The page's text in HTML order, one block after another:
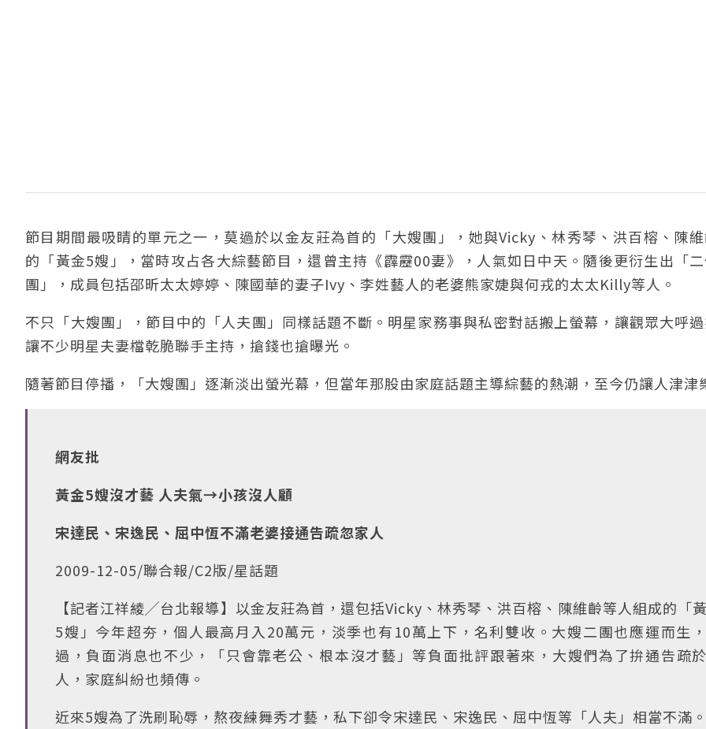
節目期間最吸睛的單元之一，莫過於以金友莊為首的「大嫂團」，她與Vicky、林秀琴、洪百榕、陳
的「黃金5嫂」，當時攻占各大綜藝節目，還曾主持《霹靂00妻》，人氣如日中天。隨後更衍生出「
團」，成員包括邵昕太太婷婷、陳國華的妻子Ivy、李姓藝人的老婆熊家婕與何戎的太太Killy等人。
不只「大嫂團」，節目中的「人夫團」同樣話題不斷。明星家務事與私密對話搬上螢幕，讓觀眾大呼
讓不少明星夫妻檔乾脆聯手主持，搶錢也搶曝光。
隨著節目停播，「大嫂團」逐漸淡出螢光幕，但當年那股由家庭話題主導綜藝的熱潮，至今仍讓人津津
網友批
黃金5嫂沒才藝 人夫氣→小孩沒人顧
宋達民、宋逸民、屈中恆不滿老婆接通告疏忽家人
2009-12-05/聯合報/C2版/星話題
【記者江祥綾╱台北報導】以金友莊為首，還包括Vicky、林秀琴、洪百榕、陳維齡等人組成的「
5嫂」今年超夯，個人最高月入20萬元，淡季也有10萬上下，名利雙收。大嫂二團也應運而生
過，負面消息也不少，「只會靠老公、根本沒才藝」等負面批評跟著來，大嫂們為了拚通告疏
人，家庭糾紛也頻傳。
近來5嫂為了洗刷恥辱，熬夜練舞秀才藝，私下卻令宋達民、宋逸民、屈中恆等「人夫」相當不滿